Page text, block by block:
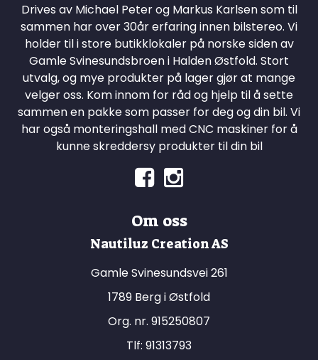
Drives av Michael Peter og Markus Karlsen som til
sammen har over 30år erfaring innen bilstereo. Vi
holder til i store butikklokaler på norske siden av
Gamle Svinesundsbroen i Halden Østfold. Stort
utvalg, og mye produkter på lager gjør at mange
velger oss. Kom innom for råd og hjelp til å sette
sammen en pakke som passer for deg og din bil. Vi
har også monteringshall med CNC maskiner for å
kunne skreddersy produkter til din bil
Om oss
Nautiluz Creation AS
Gamle Svinesundsvei 261
1789 Berg i Østfold
Org. nr. 915250807
Tlf: 91313793